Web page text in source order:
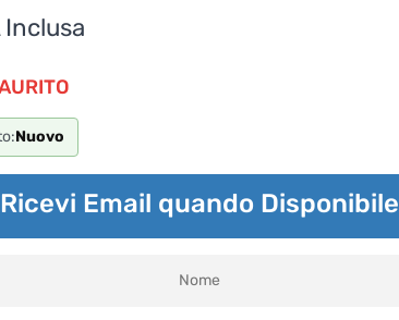
Inclusa
Nuovo
Ricevi Email quando Disponibile